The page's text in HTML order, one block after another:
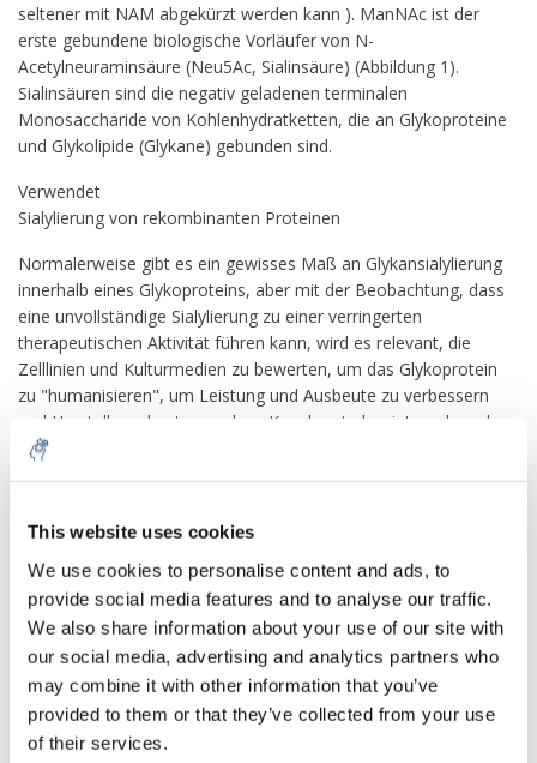
This website uses cookies
We use cookies to personalise content and ads, to
provide social media features and to analyse our traffic.
We also share information about your use of our site with
our social media, advertising and analytics partners who
may combine it with other information that you’ve
provided to them or that they’ve collected from your use
of their services.
seltener mit NAM abgekürzt werden kann ). ManNAc ist der
erste gebundene biologische Vorläufer von N-
Acetylneuraminsäure (Neu5Ac, Sialinsäure) (Abbildung 1).
Sialinsäuren sind die negativ geladenen terminalen
Monosaccharide von Kohlenhydratketten, die an Glykoproteine ​​
und Glykolipide (Glykane) gebunden sind.
Verwendet
Sialylierung von rekombinanten Proteinen
Normalerweise gibt es ein gewisses Maß an Glykansialylierung
innerhalb eines Glykoproteins, aber mit der Beobachtung, dass
eine unvollständige Sialylierung zu einer verringerten
therapeutischen Aktivität führen kann, wird es relevant, die
Zelllinien und Kulturmedien zu bewerten, um das Glykoprotein
zu "humanisieren", um Leistung und Ausbeute zu verbessern
und Herstellungskosten senken. Keppler et al. zeigten, dass das
GNE-Enzym in menschlichen hämatopoetischen Zelllinien
GNE-Enzyms wird nun als eines der bestimmenden Merkmale
Glykoprotein-Therapeutika anerkannt. Eine verbesserte
Sialylierung nach Zugabe von ManNAc und anderen
unterstützenden Bestandteilen zum Kulturmedium erhöht nicht
nur die Herstellungsausbeute, sondern verbessert auch die
therapeutische Wirksamkeit durch Erhöhung der Löslichkeit,
Erhöhung der Halbwertszeit und Verringerung der
Immunogenität durch Verringerung der Bildung von Antikörpern
5% off for your next order
Sign up for our newsletter to stay informed about
our new products, and receive a 10% discount on
your next purchase for all chemical products from
our own brand 😀